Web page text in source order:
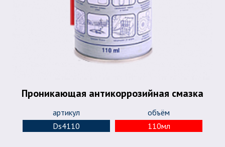
Проникающая антикоррозийная смазка
артикул
объём
Ds4110
110мл